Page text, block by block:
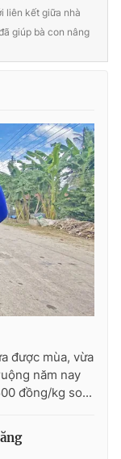
Việt
bằng AI
liên kết giữa nhà
giúp bà con nâng
được mùa, vừa
năm nay
đồng/kg so...